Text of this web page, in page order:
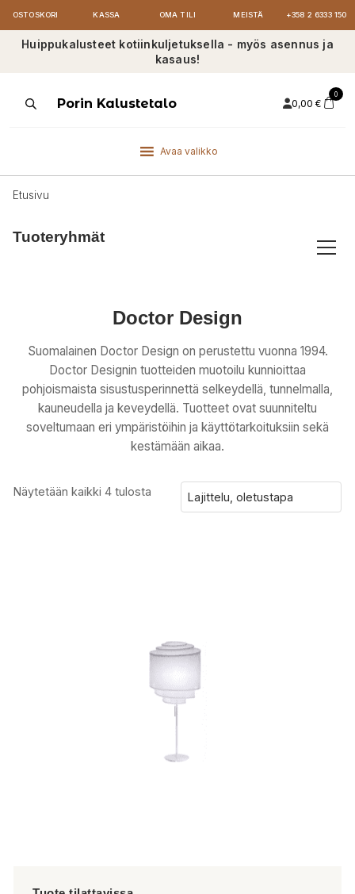
OSTOSKORI KASSA OMA TILI MEISTÄ +358 2 6333 150
Huippukalusteet kotiinkuljetuksella - myös asennus ja
kasaus!
ProductsPorin Kalustetalo 0,00 €
0
Avaa valikko
Etusivu
Tuoteryhmät
Doctor Design
Suomalainen Doctor Design on perustettu vuonna 1994.
Doctor Designin tuotteiden muotoilu kunnioittaa
pohjoismaista sisustusperinnettä selkeydellä, tunnelmalla,
kauneudella ja keveydellä. Tuotteet ovat suunniteltu
soveltumaan eri ympäristöihin ja käyttötarkoituksiin sekä
kestämään aikaa.
Näytetään kaikki 4 tulosta